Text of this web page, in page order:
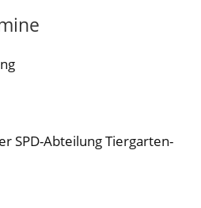
SPD-Abteilung Tiergarten-